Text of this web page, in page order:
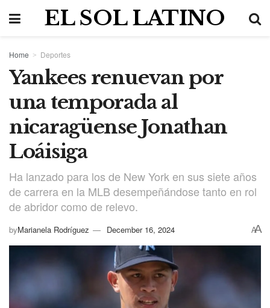
EL SOL LATINO
Home Deportes
Yankees renuevan por
una temporada al
nicaragüense Jonathan
Loáisiga
Ha lanzado para los de New York en sus siete años
de carrera en la MLB desempeñándose tanto en rol
de abridor como de relevo.
byMarianela Rodríguez December 16, 2024 AA